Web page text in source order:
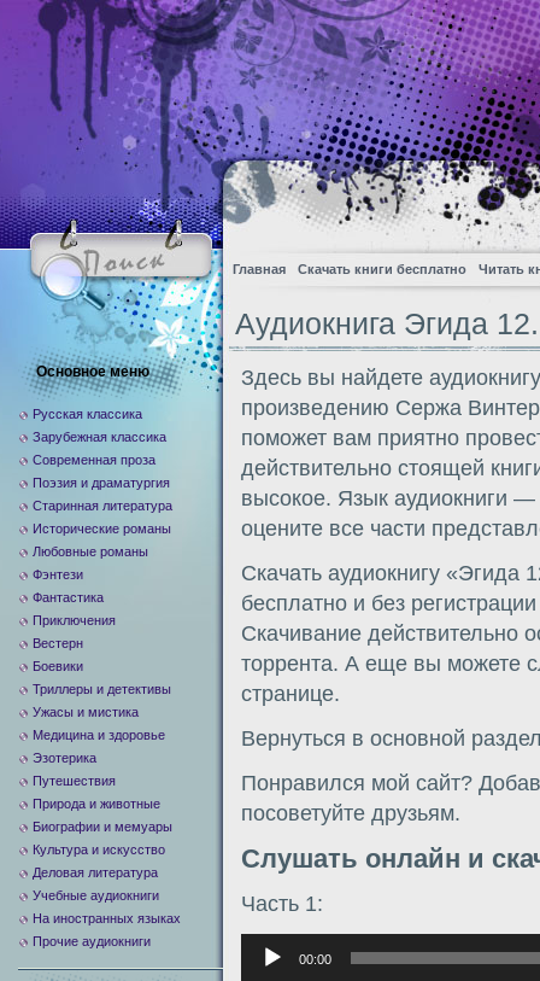
Главная Скачать книги бесплатно Читать
Аудиокнига Эгида
Здесь вы найдете
произведению Сержа
поможет вам приятно
действительно стоящей
высокое. Язык аудиокниги
оцените все части
Скачать аудиокнигу «Эгида
бесплатно и без
Скачивание действительно
торрента. А еще вы можете
странице.
Вернуться в основной
Понравился мой сайт?
посоветуйте друзьям.
Слушать онлайн и
Часть 1:
Аудиоплеер
00:00
Основное меню
Русская классика
Зарубежная классика
Современная проза
Поэзия и драматургия
Старинная литература
Исторические романы
Любовные романы
Фэнтези
Фантастика
Приключения
Вестерн
Боевики
Триллеры и детективы
Ужасы и мистика
Медицина и здоровье
Эзотерика
Путешествия
Природа и животные
Биографии и мемуары
Культура и искусство
Деловая литература
Учебные аудиокниги
На иностранных языках
Прочие аудиокниги